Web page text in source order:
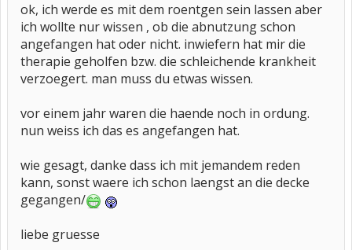
ok, ich werde es mit dem roentgen sein lassen aber
ich wollte nur wissen , ob die abnutzung schon
angefangen hat oder nicht. inwiefern hat mir die
therapie geholfen bzw. die schleichende krankheit
verzoegert. man muss du etwas wissen.
vor einem jahr waren die haende noch in ordung.
nun weiss ich das es angefangen hat.
wie gesagt, danke dass ich mit jemandem reden
kann, sonst waere ich schon laengst an die decke
gegangen/
liebe gruesse